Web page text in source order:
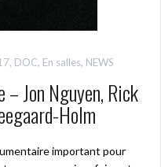
, DOC, En salles, NEWS
– Jon Nguyen, Rick
Holm
important pour